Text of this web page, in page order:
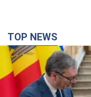
TOP NEWS